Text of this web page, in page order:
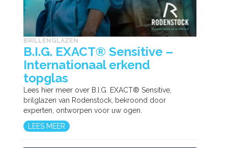
BRILLENGLAZEN
B.I.G. EXACT® Sensitive –
Internationaal erkend
topglas
Lees hier meer over B.I.G. EXACT® Sensitive,
brilglazen van Rodenstock, bekroond door
experten, ontworpen voor uw ogen.
LEES MEER